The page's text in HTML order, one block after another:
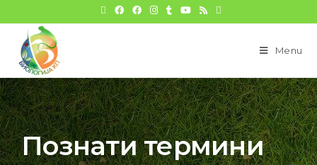
Menu
Познати термини